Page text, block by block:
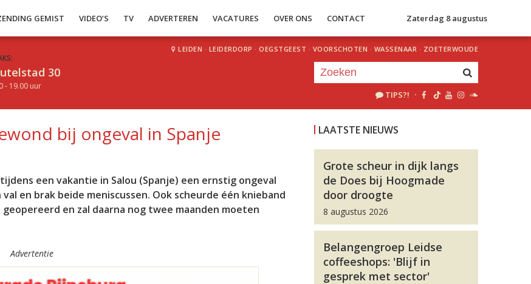
GEMIST VIDEO’S TV ADVERTEREN VACATURES OVER ONS CONTACT Zaterdag 8 augustus
30
- 19.00 uur
LEIDEN · LEIDERDORP · OEGSTGEEST · VOORSCHOTEN · WASSENAAR · ZOETERWOUDE
TIPS?! ·
bij ongeval in Spanje
een vakantie in Salou (Spanje) een ernstig ongeval
en brak beide meniscussen. Ook scheurde één knieband
en zal daarna nog twee maanden moeten
Advertentie
LAATSTE NIEUWS
Grote scheur in dijk langs
de Does bij Hoogmade
door droogte
8 augustus 2026
Belangengroep Leidse
coffeeshops: 'Blijf in
gesprek met sector'